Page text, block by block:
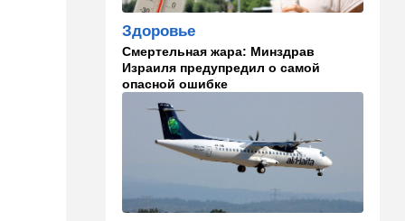
становится все страннее
14:37 В мире
Теперь и Куба заговорила о
геноциде, но Израиль в
данном случае ни при чем
14:18 Мнения
Почему этот поступок
Здоровье
Смертельная жара: Минздрав
Израиля предупредил о самой
опасной ошибке